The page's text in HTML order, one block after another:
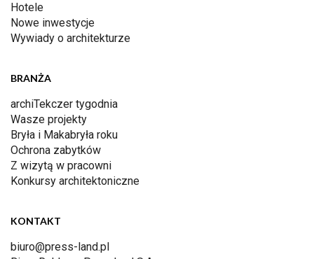
Hotele
Nowe inwestycje
Wywiady o architekturze
BRANŻA
archiTekczer tygodnia
Wasze projekty
Bryła i Makabryła roku
Ochrona zabytków
Z wizytą w pracowni
Konkursy architektoniczne
KONTAKT
biuro@press-land.pl